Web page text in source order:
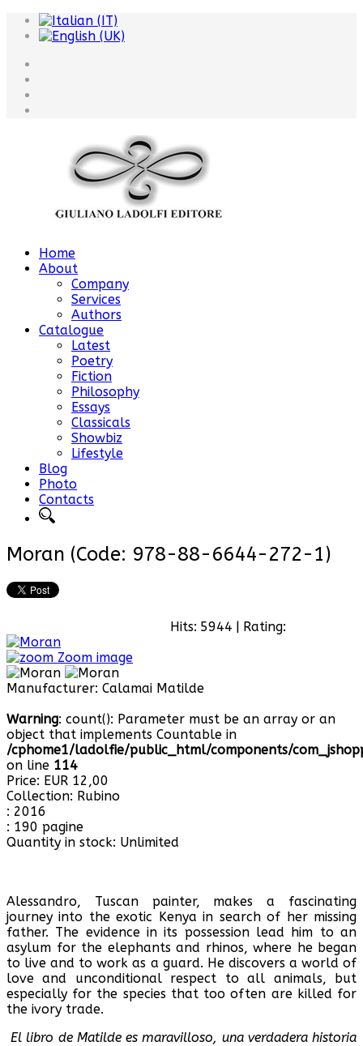
Home
About
Company
Services
Authors
Catalogue
Latest
Poetry
Fiction
Philosophy
Essays
Classicals
Showbiz
Lifestyle
Blog
Photo
Contacts
Moran (Code: 978-88-6644-272-1)
Hits: 5944 | Rating:
Zoom image
Manufacturer: Calamai Matilde
Warning: count(): Parameter must be an array or an
object that implements Countable in
/cphome1/ladolfie/public_html/components/
on line 114
Price: EUR 12,00
Collection: Rubino
: 2016
: 190 pagine
Quantity in stock: Unlimited
Alessandro, Tuscan painter, makes a fascinating
journey into the exotic Kenyain search of her missing
father. The evidencein its possession lead him to an
asylum for the elephants and rhinos, where he began
to live and to work as a guard. He discovers a world of
love and unconditional respect to all animals, but
especially for the species that too often are killed for
the ivory trade.
El libro de Matilde es maravilloso, una verdadera historia